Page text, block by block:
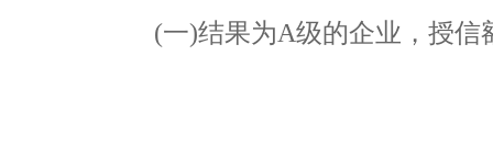
(一)结果为A级的企业，授信